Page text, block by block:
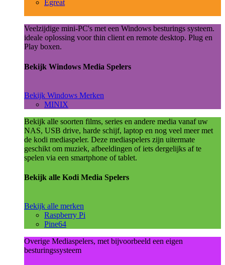
Egreat
Veelzijdige mini-PC's met een Windows besturings systeem.
ideale oplossing voor thin client en remote desktop. Plug en
Play boxen.
Bekijk Windows Media Spelers
Bekijk Windows Merken
MINIX
Bekijk alle soorten films, series en andere media vanaf uw
NAS, USB drive, harde schijf, laptop en nog veel meer met
de kodi mediaspeler. Deze mediaspelers zijn uitermate
geschikt om muziek, afbeeldingen of iets dergelijks af te
spelen via een smartphone of tablet.
Bekijk alle Kodi Media Spelers
Bekijk alle merken
Raspberry Pi
Pine64
Overige Mediaspelers, met bijvoorbeeld een eigen
besturingssysteem